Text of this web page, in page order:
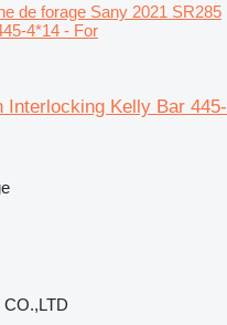
de forage Sany 2021 SR285
4*14 - For
Interlocking Kelly Bar 445-